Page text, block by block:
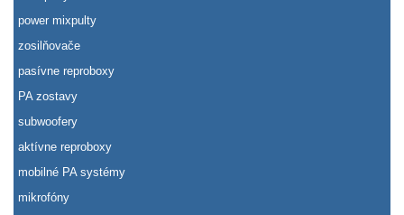
power mixpulty
zosilňovače
pasívne reproboxy
PA zostavy
subwoofery
aktívne reproboxy
mobilné PA systémy
mikrofóny